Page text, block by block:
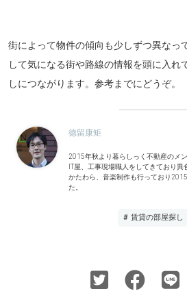
街によって物件の傾向も少しずつ異なっ
して気になる街や路線の情報を頭に入れ
しにつながります。参考までにどうぞ。
徳留康矩
2015年秋より暮らしっく不動産のメ
IT屋、工事現場職人をしてきており
かたわら、音楽制作も行っており
た。
# 賃貸の部屋探し